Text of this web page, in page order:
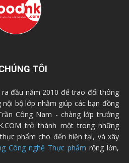
TÔI
đầu năm 2010 để trao đổi thông
bộ lớp nhằm giúp các bạn đồng
Công Nam - chàng lớp trưởng
trở thành một trong những
phẩm cho đến hiện tại, và xây
Công nghệ Thực phẩm rộng lớn,